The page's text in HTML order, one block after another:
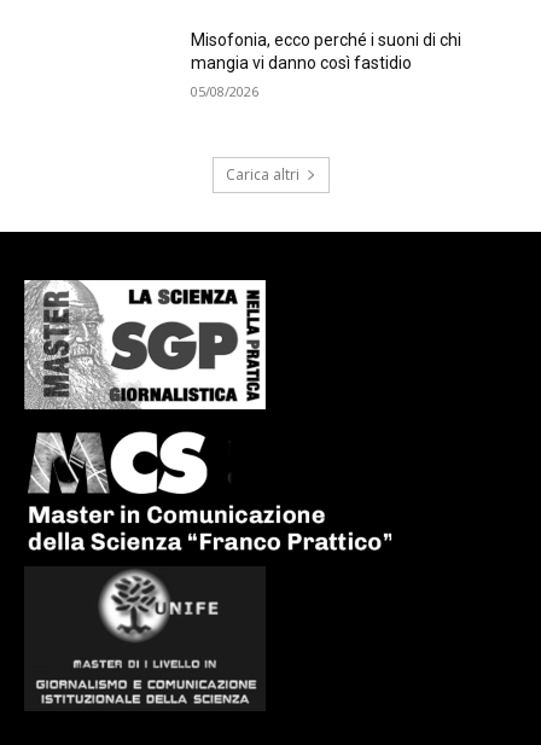
Misofonia, ecco perché i suoni di chi
mangia vi danno così fastidio
05/08/2026
Carica altri